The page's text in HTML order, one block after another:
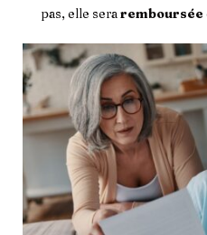
pas, elle seraremboursée